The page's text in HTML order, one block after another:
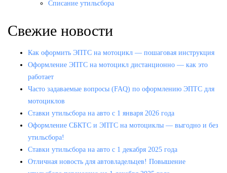
Списание утильсбора
Свежие новости
Как оформить ЭПТС на мотоцикл — пошаговая инструкция
Оформление ЭПТС на мотоцикл дистанционно — как это
работает
Часто задаваемые вопросы (FAQ) по оформлению ЭПТС для
мотоциклов
Ставки утильсбора на авто с 1 января 2026 года
Оформление СБКТС и ЭПТС на мотоциклы — выгодно и без
утильсбора!
Ставки утильсбора на авто с 1 декабря 2025 года
Отличная новость для автовладельцев! Повышение